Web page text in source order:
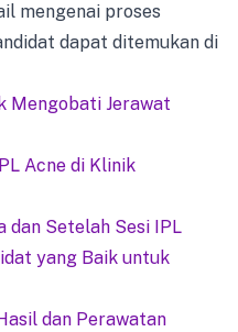
mengenai proses
dapat ditemukan di
Mengobati Jerawat
Acne di Klinik
dan Setelah Sesi IPL
yang Baik untuk
dan Perawatan